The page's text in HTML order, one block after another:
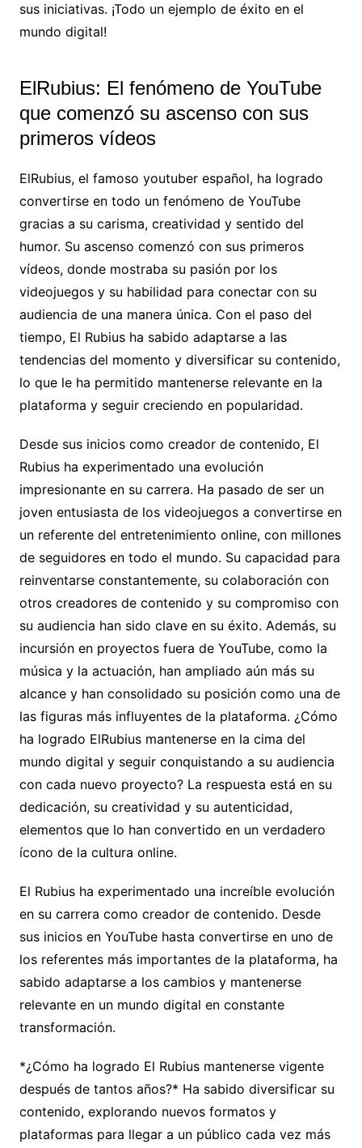
sus iniciativas. ¡Todo un ejemplo de éxito en el
mundo digital!
ElRubius: El fenómeno de YouTube
que comenzó su ascenso con sus
primeros vídeos
ElRubius, el famoso youtuber español, ha logrado
convertirse en todo un fenómeno de YouTube
gracias a su carisma, creatividad y sentido del
humor. Su ascenso comenzó con sus primeros
vídeos, donde mostraba su pasión por los
videojuegos y su habilidad para conectar con su
audiencia de una manera única. Con el paso del
tiempo, El Rubius ha sabido adaptarse a las
tendencias del momento y diversificar su contenido,
lo que le ha permitido mantenerse relevante en la
plataforma y seguir creciendo en popularidad.
Desde sus inicios como creador de contenido, El
Rubius ha experimentado una evolución
impresionante en su carrera. Ha pasado de ser un
joven entusiasta de los videojuegos a convertirse en
un referente del entretenimiento online, con millones
de seguidores en todo el mundo. Su capacidad para
reinventarse constantemente, su colaboración con
otros creadores de contenido y su compromiso con
su audiencia han sido clave en su éxito. Además, su
incursión en proyectos fuera de YouTube, como la
música y la actuación, han ampliado aún más su
alcance y han consolidado su posición como una de
las figuras más influyentes de la plataforma. ¿Cómo
ha logrado ElRubius mantenerse en la cima del
mundo digital y seguir conquistando a su audiencia
con cada nuevo proyecto? La respuesta está en su
dedicación, su creatividad y su autenticidad,
elementos que lo han convertido en un verdadero
ícono de la cultura online.
El Rubius ha experimentado una increíble evolución
en su carrera como creador de contenido. Desde
sus inicios en YouTube hasta convertirse en uno de
los referentes más importantes de la plataforma, ha
sabido adaptarse a los cambios y mantenerse
relevante en un mundo digital en constante
transformación.
*¿Cómo ha logrado El Rubius mantenerse vigente
después de tantos años?* Ha sabido diversificar su
contenido, explorando nuevos formatos y
plataformas para llegar a un público cada vez más